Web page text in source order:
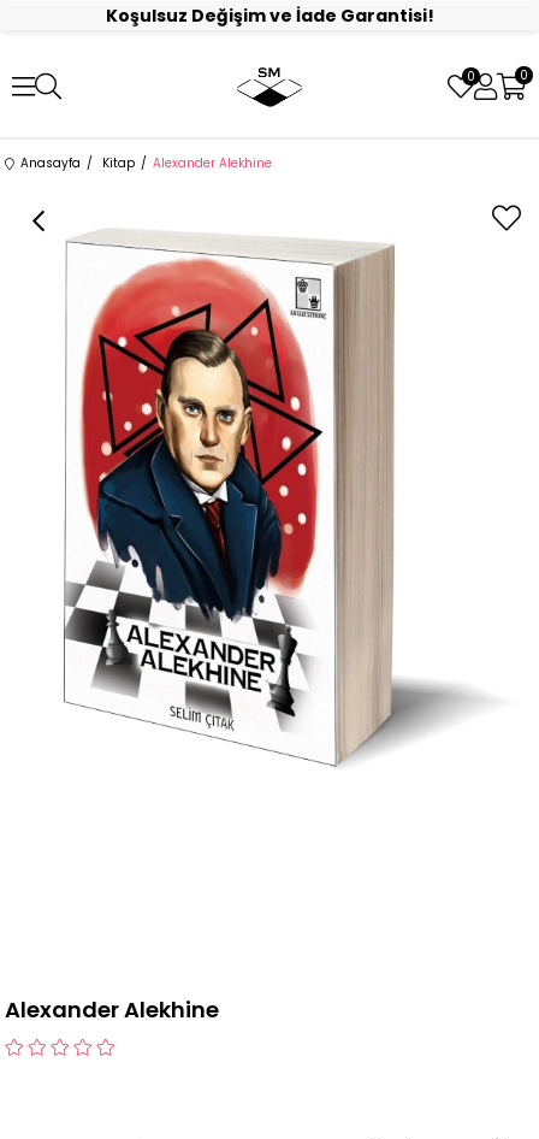
Koşulsuz Değişim ve İade Garantisi!
0 0
Anasayfa Kitap Alexander Alekhine
Alexander Alekhine